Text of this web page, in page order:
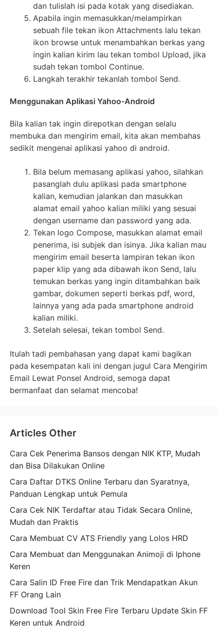
dan tulislah isi pada kotak yang disediakan.
Apabila ingin memasukkan/melampirkan
sebuah file tekan ikon Attachments lalu tekan
ikon browse untuk menambahkan berkas yang
ingin kalian kirim lau tekan tombol Upload, jika
sudah tekan tombol Continue.
Langkah terakhir tekanlah tombol Send.
Menggunakan Aplikasi Yahoo-Android
Bila kalian tak ingin direpotkan dengan selalu
membuka dan mengirim email, kita akan membahas
sedikit mengenai aplikasi yahoo di android.
Bila belum memasang aplikasi yahoo, silahkan
pasanglah dulu aplikasi pada smartphone
kalian, kemudian jalankan dan masukkan
alamat email yahoo kalian miliki yang sesuai
dengan username dan password yang ada.
Tekan logo Compose, masukkan alamat email
penerima, isi subjek dan isinya. Jika kalian mau
mengirim email beserta lampiran tekan ikon
paper klip yang ada dibawah ikon Send, lalu
temukan berkas yang ingin ditambahkan baik
gambar, dokumen seperti berkas pdf, word,
lainnya yang ada pada smartphone android
kalian miliki.
Setelah selesai, tekan tombol Send.
Itulah tadi pembahasan yang dapat kami bagikan
pada kesempatan kali ini dengan jugul Cara Mengirim
Email Lewat Ponsel Android, semoga dapat
bermanfaat dan selamat mencoba!
Articles Other
Cara Cek Penerima Bansos dengan NIK KTP, Mudah
dan Bisa Dilakukan Online
Cara Daftar DTKS Online Terbaru dan Syaratnya,
Panduan Lengkap untuk Pemula
Cara Cek NIK Terdaftar atau Tidak Secara Online,
Mudah dan Praktis
Cara Membuat CV ATS Friendly yang Lolos HRD
Cara Membuat dan Menggunakan Animoji di Iphone
Keren
Cara Salin ID Free Fire dan Trik Mendapatkan Akun
FF Orang Lain
Download Tool Skin Free Fire Terbaru Update Skin FF
Keren untuk Android